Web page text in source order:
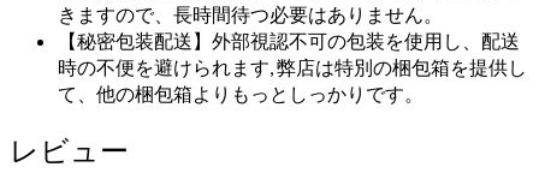
きますので、長時間待つ必要はありません。
【秘密包装配送】外部視認不可の包装を使用し、配送
時の不便を避けられます, 弊店は特別の梱包箱を提供し
て、他の梱包箱よりもっとしっかりです。
レビュー